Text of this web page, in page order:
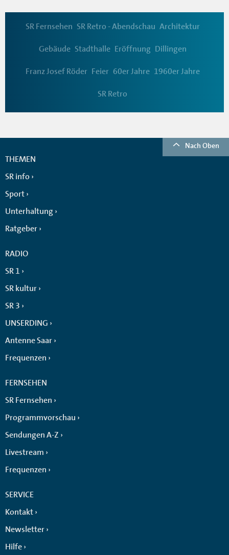
SR Fernsehen SR Retro - Abendschau Architektur
Gebäude Stadthalle Eröffnung Dillingen
Franz Josef Röder Feier 60er Jahre 1960er Jahre
SR Retro
Nach Oben
THEMEN
SR info
Sport
Unterhaltung
Ratgeber
RADIO
SR 1
SR kultur
SR 3
UNSERDING
Antenne Saar
Frequenzen
FERNSEHEN
SR Fernsehen
Programmvorschau
Sendungen A-Z
Livestream
Frequenzen
SERVICE
Kontakt
Newsletter
Hilfe